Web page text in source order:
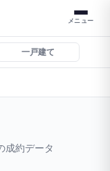
メニュー
一戸建て
成約データ